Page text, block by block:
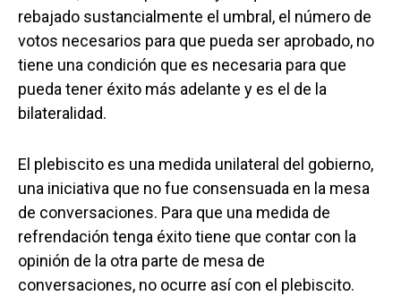
rebajado sustancialmente el umbral, el número de
votos necesarios para que pueda ser aprobado, no
tiene una condición que es necesaria para que
pueda tener éxito más adelante y es el de la
bilateralidad.
El plebiscito es una medida unilateral del gobierno,
una iniciativa que no fue consensuada en la mesa
de conversaciones. Para que una medida de
refrendación tenga éxito tiene que contar con la
opinión de la otra parte de mesa de
conversaciones, no ocurre así con el plebiscito.